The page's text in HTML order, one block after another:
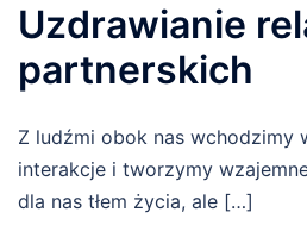
Uzdrawianie
partnerskich
Z ludźmi obok nas wchodzimy
interakcje i tworzymy
dla nas tłem życia, ale […]